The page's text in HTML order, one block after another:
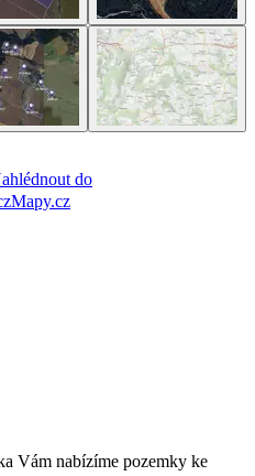
do
Mapy.cz
Vám nabízíme pozemky ke